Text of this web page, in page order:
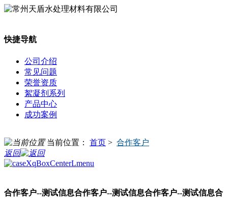
快捷导航
公司介绍
常见问题
荣誉资质
絮凝剂系列
产品中心
成功案例
当前位置： 首页 > 合作客户
返回
合作客户--测试信息合作客户--测试信息合作客户--测试信息合